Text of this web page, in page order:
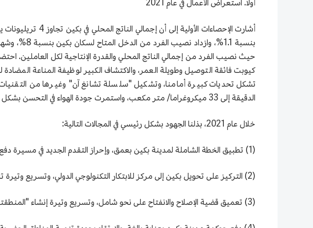
أولًا. استعراض الأعمال في عام 2021
بنسبة 1.1%،
حيث نصيب الفرد من إجمالي الناتج المحلي والقدرة الإنتاجية لكل العاملين.
كيوبت فائقة التوصيل وطويلة العمر، والاكتشاف الكبير لوظيفة المناعة
تشكل تحديات كبيرة أمامنا، وتشكيل "سلسلة تشانغ آن" وغيرها من
الدقيقة إلى 33 ميكروغراما/ متر مكعب، واستمرت جودة الهواء في التحسن بشكل ملحوظ، لتشيد بها هيئة تخطيط البيئة للأمم المتحدة بوصفها "معجزة بكين".
خلال عام 2021، بذلنا الجهود بشكل رئيسي في المجالات التالية:
(1) تطبيق الخطة الشاملة لمدينة بكين بعمق، وإحراز التقدم الجديد في مسيرة دفع التنمية المنسقة بين بكين وتيانجين ومقاطعة خه بي.
(2) التركيز على تحويل بكين إلى مركز للابتكار التكنولوجي الدولي، وتسريع وتيرة تنمية الصناعات الرائدة والمتقدمة.
(3) تعميق قضية الإصلاح والانفتاح على نحو شامل، وتسريع وتيرة إنشاء "المنطقتين".